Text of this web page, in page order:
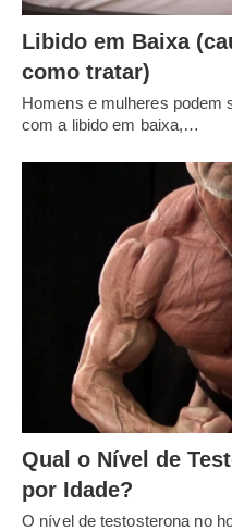
Libido em Baixa
como tratar)
Homens e mulheres podem
com a libido em baixa,…
Qual o Nível de
por Idade?
O nível de testosterona no